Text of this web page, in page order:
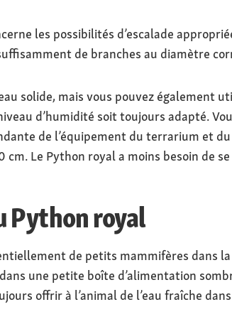
les possibilités d’escalade
de branches au diamètre
solide, mais vous pouvez également
d’humidité soit toujours adapté.
de l’équipement du terrarium et
cm. Le Python royal a moins besoin de
royal
de petits mammifères dans
une petite boîte d’alimentation
offrir à l’animal de l’eau fraîche